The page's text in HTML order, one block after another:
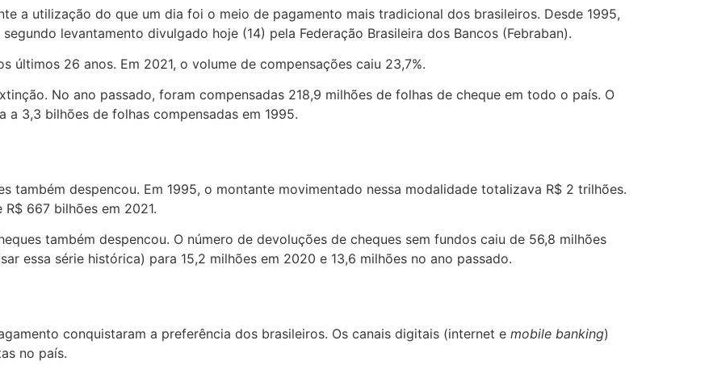
a utilização do que um dia foi o meio de pagamento mais tradicional dos brasileiros. Desde 1995,
levantamento divulgado hoje (14) pela Federação Brasileira dos Bancos (Febraban).
últimos 26 anos. Em 2021, o volume de compensações caiu 23,7%.
No ano passado, foram compensadas 218,9 milhões de folhas de cheque em todo o país. O
a 3,3 bilhões de folhas compensadas em 1995.
também despencou. Em 1995, o montante movimentado nessa modalidade totalizava R$ 2 trilhões.
667 bilhões em 2021.
também despencou. O número de devoluções de cheques sem fundos caiu de 56,8 milhões
essa série histórica) para 15,2 milhões em 2020 e 13,6 milhões no ano passado.
conquistaram a preferência dos brasileiros. Os canais digitais (internet e mobile banking)
no país.